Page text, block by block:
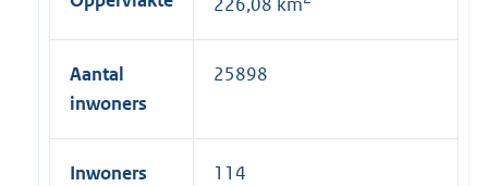
Aantal
inwoners
25898
Inwoners
114